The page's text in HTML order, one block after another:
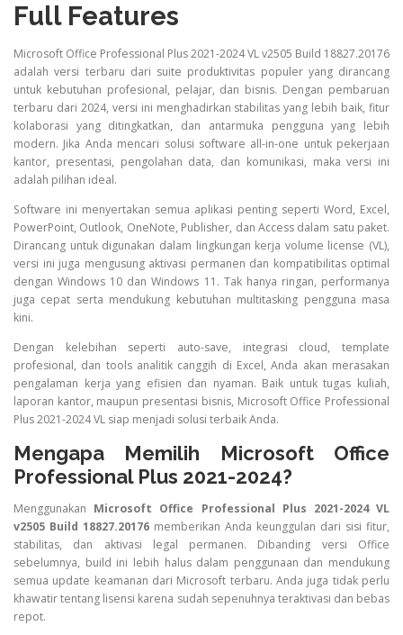
Full Features
Microsoft Office Professional Plus 2021-2024 VL v2505 Build 18827.20176
adalah versi terbaru dari suite produktivitas populer yang dirancang
untuk kebutuhan profesional, pelajar, dan bisnis. Dengan pembaruan
terbaru dari 2024, versi ini menghadirkan stabilitas yang lebih baik, fitur
kolaborasi yang ditingkatkan, dan antarmuka pengguna yang lebih
modern. Jika Anda mencari solusi software all-in-one untuk pekerjaan
kantor, presentasi, pengolahan data, dan komunikasi, maka versi ini
adalah pilihan ideal.
Software ini menyertakan semua aplikasi penting seperti Word, Excel,
PowerPoint, Outlook, OneNote, Publisher, dan Access dalam satu paket.
Dirancang untuk digunakan dalam lingkungan kerja volume license (VL),
versi ini juga mengusung aktivasi permanen dan kompatibilitas optimal
dengan Windows 10 dan Windows 11. Tak hanya ringan, performanya
juga cepat serta mendukung kebutuhan multitasking pengguna masa
kini.
Dengan kelebihan seperti auto-save, integrasi cloud, template
profesional, dan tools analitik canggih di Excel, Anda akan merasakan
pengalaman kerja yang efisien dan nyaman. Baik untuk tugas kuliah,
laporan kantor, maupun presentasi bisnis, Microsoft Office Professional
Plus 2021-2024 VL siap menjadi solusi terbaik Anda.
Mengapa Memilih Microsoft Office
Professional Plus 2021-2024?
Menggunakan Microsoft Office Professional Plus 2021-2024 VL
v2505 Build 18827.20176 memberikan Anda keunggulan dari sisi fitur,
stabilitas, dan aktivasi legal permanen. Dibanding versi Office
sebelumnya, build ini lebih halus dalam penggunaan dan mendukung
semua update keamanan dari Microsoft terbaru. Anda juga tidak perlu
khawatir tentang lisensi karena sudah sepenuhnya teraktivasi dan bebas
repot.